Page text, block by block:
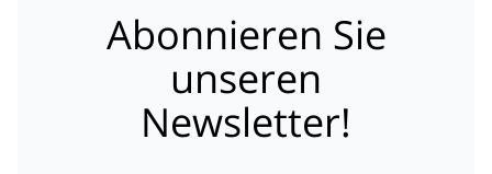
Abonnieren Sie
unseren
Newsletter!